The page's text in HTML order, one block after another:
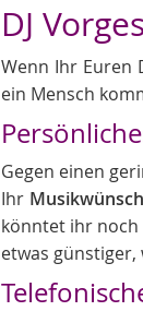
DJ
Wenn Ihr Euren
ein Mensch
Gegen einen
Ihr
könntet ihr noch
etwas